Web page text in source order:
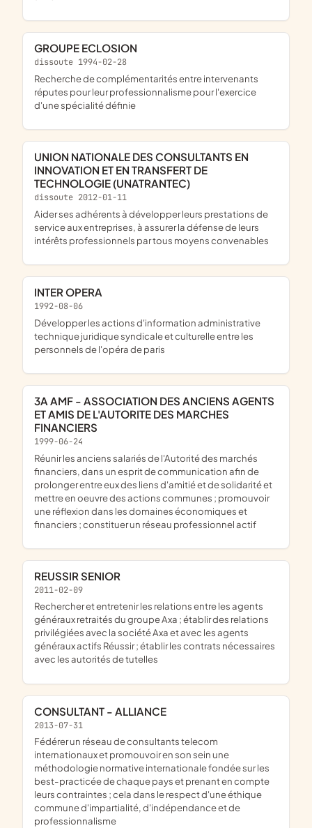
GROUPE ECLOSION
dissoute 1994-02-28
recherche de complémentarités entre intervenants
réputes pour leur professionnalisme pour l'exercice
d'une spécialité définie
UNION NATIONALE DES CONSULTANTS EN
INNOVATION ET EN TRANSFERT DE
TECHNOLOGIE (UNATRANTEC)
dissoute 2012-01-11
aider ses adhérents à développer leurs prestations de
service aux entreprises, à assurer la défense de leurs
intérêts professionnels par tous moyens convenables
INTER OPERA
1992-08-06
développer les actions d'information administrative
technique juridique syndicale et culturelle entre les
personnels de l'opéra de paris
3A AMF - ASSOCIATION DES ANCIENS AGENTS
ET AMIS DE L'AUTORITE DES MARCHES
FINANCIERS
1999-06-24
réunir les anciens salariés de l'Autorité des marchés
financiers, dans un esprit de communication afin de
prolonger entre eux des liens d'amitié et de solidarité et
mettre en oeuvre des actions communes ; promouvoir
une réflexion dans les domaines économiques et
financiers ; constituer un réseau professionnel actif
REUSSIR SENIOR
2011-02-09
rechercher et entretenir les relations entre les agents
généraux retraités du groupe Axa ; établir des relations
privilégiées avec la société Axa et avec les agents
généraux actifs Réussir ; établir les contrats nécessaires
avec les autorités de tutelles
CONSULTANT - ALLIANCE
2013-07-31
fédérer un réseau de consultants telecom
internationaux et promouvoir en son sein une
méthodologie normative internationale fondée sur les
best-practicée de chaque pays et prenant en compte
leurs contraintes ; cela dans le respect d'une éthique
commune d'impartialité, d'indépendance et de
professionnalisme